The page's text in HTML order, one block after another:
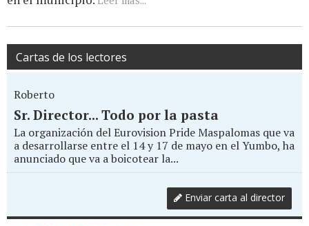
Cartas de los lectores
Roberto
Sr. Director... Todo por la pasta
La organización del Eurovision Pride Maspalomas que va
a desarrollarse entre el 14 y 17 de mayo en el Yumbo, ha
anunciado que va a boicotear la...
Enviar carta al director